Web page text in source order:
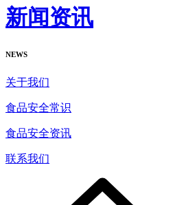
新闻资讯
NEWS
关于我们
食品安全常识
食品安全资讯
联系我们